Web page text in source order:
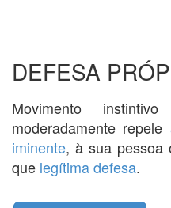
DEFESA
Movimento
moderadamente repele
iminente, à sua
que legítima defesa.